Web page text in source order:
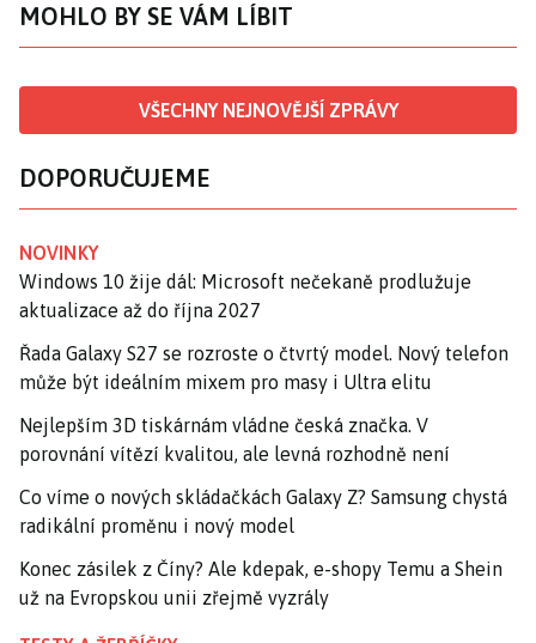
MOHLO BY SE VÁM LÍBIT
VŠECHNY NEJNOVĚJŠÍ ZPRÁVY
DOPORUČUJEME
NOVINKY
Windows 10 žije dál: Microsoft nečekaně prodlužuje
aktualizace až do října 2027
Řada Galaxy S27 se rozroste o čtvrtý model. Nový telefon
může být ideálním mixem pro masy i Ultra elitu
Nejlepším 3D tiskárnám vládne česká značka. V
porovnání vítězí kvalitou, ale levná rozhodně není
Co víme o nových skládačkách Galaxy Z? Samsung chystá
radikální proměnu i nový model
Konec zásilek z Číny? Ale kdepak, e-shopy Temu a Shein
už na Evropskou unii zřejmě vyzrály